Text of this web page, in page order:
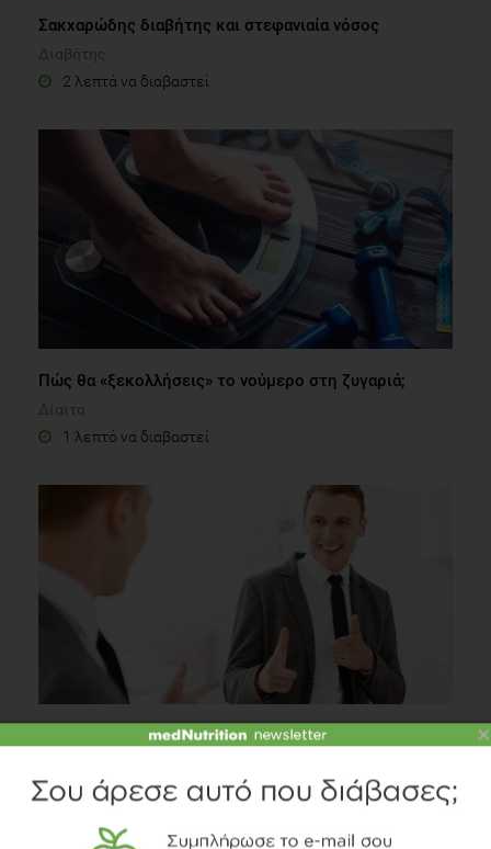
Σακχαρώδης διαβήτης και στεφανιαία νόσος
Διαβήτης
2 λεπτά να διαβαστεί
Πώς θα «ξεκολλήσεις» το νούμερο στη ζυγαριά;
Δίαιτα
1 λεπτό να διαβαστεί
Αγαπώ αυτό που είμαι και μετά αυτό που φαίνομαι
3 λεπτά να διαβαστεί
×